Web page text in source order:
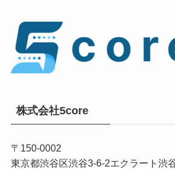
株式会社5core
〒150-0002
東京都渋谷区渋谷3-6-2エクラート渋